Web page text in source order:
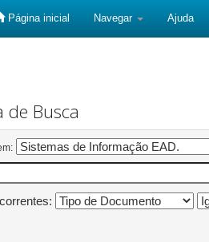
Página inicial Navegar Ajuda
de Busca